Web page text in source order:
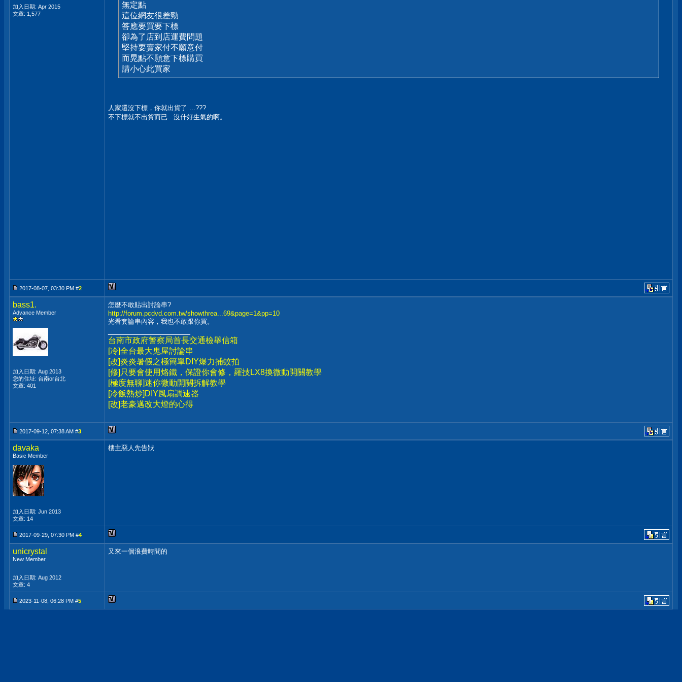
加入日期: Apr 2015
文章: 1,577
無定點
這位網友很差勁
答應要買要下標
卻為了店到店運費問題
堅持要賣家付不願意付
而晃點不願意下標購買
請小心此買家
人家還沒下標，你就出貨了 ...???
不下標就不出貨而已...沒什好生氣的啊。
2017-08-07, 03:30 PM #2
bass1.
Advance Member
加入日期: Aug 2013
您的住址: 台南or台北
文章: 401
怎麼不敢貼出討論串?
http://forum.pcdvd.com.tw/showthrea...69&page=1&pp=10
光看套論串內容，我也不敢跟你買。
台南市政府警察局首長交通檢舉信箱
[冷]全台最大鬼屋討論串
[改]炎炎暑假之極簡單DIY爆力捕蚊拍
[修]只要會使用烙鐵，保證你會修，羅技LX8換微動開關教學
[極度無聊]迷你微動開關拆解教學
[冷飯熱炒]DIY風扇調速器
[改]老豪邁改大燈的心得
2017-09-12, 07:38 AM #3
davaka
Basic Member
加入日期: Jun 2013
文章: 14
樓主惡人先告狀
2017-09-29, 07:30 PM #4
unicrystal
New Member
加入日期: Aug 2012
文章: 4
又來一個浪費時間的
2023-11-08, 06:28 PM #5